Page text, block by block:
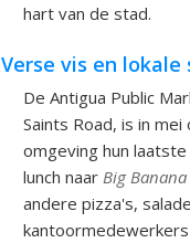
hart van de stad.
Verse vis en
De Antigua Public
Saints Road, is in
omgeving hun
lunch naar Big
andere pizza's,